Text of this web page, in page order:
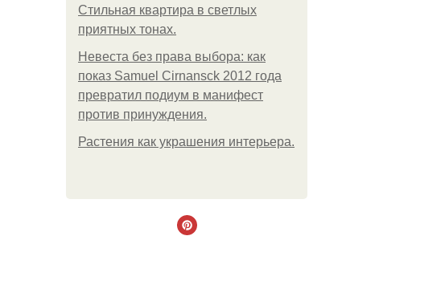
Стильная квартира в светлых
приятных тонах.
Невеста без права выбора: как
показ Samuel Cirnansck 2012 года
превратил подиум в манифест
против принуждения.
Растения как украшения интерьера.